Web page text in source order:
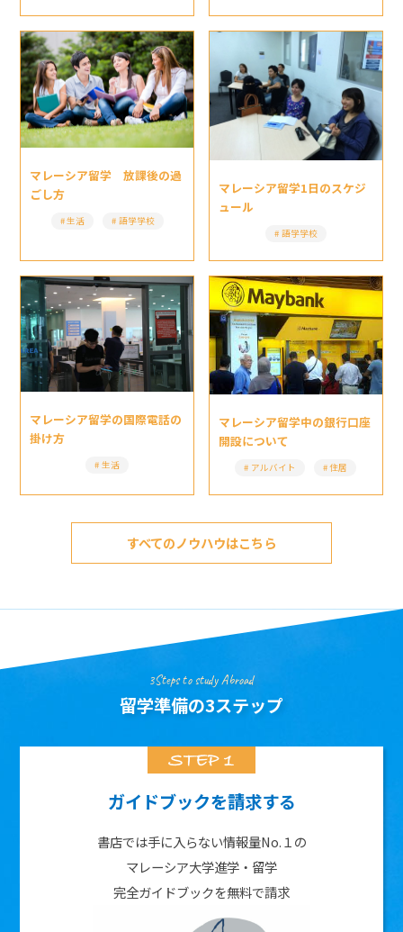
マレーシア留学 放課後の過
ごし方
生活 語学学校
マレーシア留学1日のスケジ
ュール
語学学校
マレーシア留学の国際電話の
掛け方
生活
マレーシア留学中の銀行口座
開設について
アルバイト 住居
すべてのノウハウはこちら
3Steps to study Abroad
留学準備の3ステップ
ガイドブックを請求する
書店では手に入らない情報量No.１の
マレーシア大学進学・留学
完全ガイドブックを無料で請求